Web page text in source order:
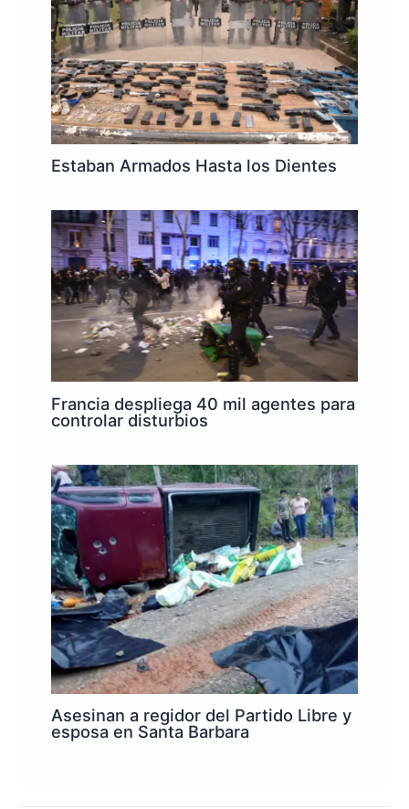
Estaban Armados Hasta los Dientes
Francia despliega 40 mil agentes para
controlar disturbios
Asesinan a regidor del Partido Libre y
esposa en Santa Barbara